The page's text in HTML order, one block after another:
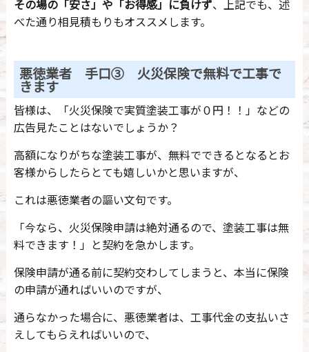
その場の「安さ」や「お得感」に負けず、上記でも、述
べた通り相見積もりもオススメします。
悪徳業者 手口③ 火災保険で無料で工事で
きます
皆様は、「火災保険で実質塗装工事が０円！！」などの
広告見たことはないでしょうか？
高額になりがちな塗装工事が、無料でできるとなるとお
客様からしたらとても嬉しいかと思いますが、
これは悪徳業者の謳い文句です。
「今なら、火災保険申請は絶対通るので、塗装工事は無
料できます！」と契約を急かします。
保険申請が通る前に契約交わしてしまうと、本当に保険
の申請が通ればいいのですが、
通らなかった場合に、悪徳業者は、工事代金の支払いさ
えしてもらえればいいので、